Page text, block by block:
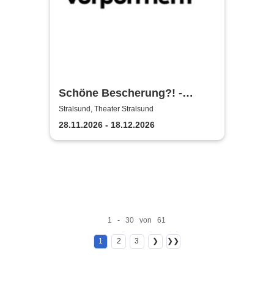
Schöne Bescherung?! -
Theater Vorpommern
Stralsund, Theater Stralsund
28.11.2026 - 18.12.2026
1 - 30 von 61
1 2 3 ❯ ❯❯